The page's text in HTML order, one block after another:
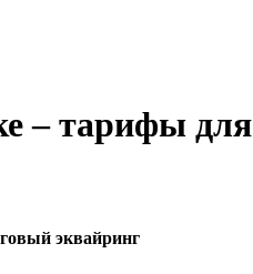
– тарифы для
эквайринг